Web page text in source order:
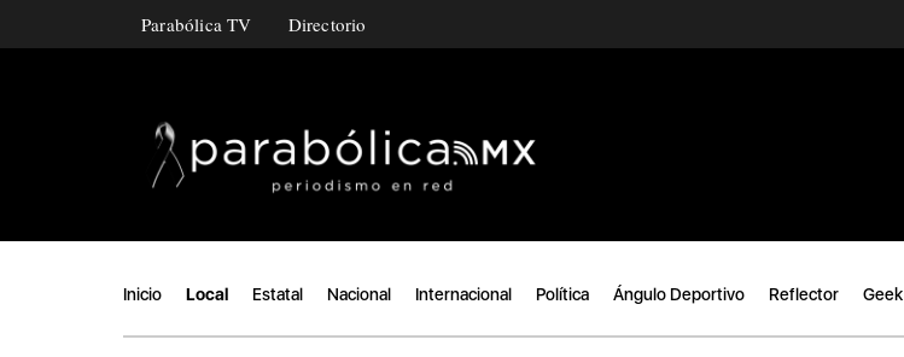
Parabólica TV Directorio
Inicio Local Estatal Nacional Internacional Política Ángulo Deportivo Reflector Geek